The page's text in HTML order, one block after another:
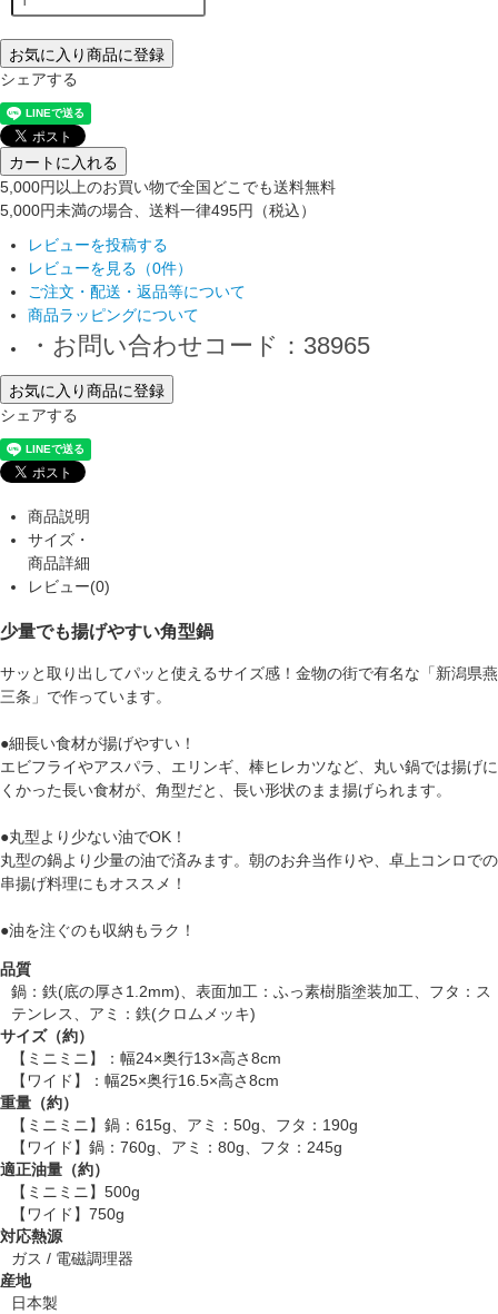
お気に入り商品に登録
シェアする
カートに入れる
5,000円以上のお買い物で全国どこでも送料無料
5,000円未満の場合、送料一律495円（税込）
レビューを投稿する
レビューを見る（0件）
ご注文・配送・返品等について
商品ラッピングについて
・お問い合わせコード：38965
お気に入り商品に登録
シェアする
商品説明
サイズ・
商品詳細
レビュー(0)
少量でも揚げやすい角型鍋
サッと取り出してパッと使えるサイズ感！金物の街で有名な「新潟県燕
三条」で作っています。
●細長い食材が揚げやすい！
エビフライやアスパラ、エリンギ、棒ヒレカツなど、丸い鍋では揚げに
くかった長い食材が、角型だと、長い形状のまま揚げられます。
●丸型より少ない油でOK！
丸型の鍋より少量の油で済みます。朝のお弁当作りや、卓上コンロでの
串揚げ料理にもオススメ！
●油を注ぐのも収納もラク！
品質
鍋：鉄(底の厚さ1.2mm)、表面加工：ふっ素樹脂塗装加工、フタ：ス
テンレス、アミ：鉄(クロムメッキ)
サイズ（約）
【ミニミニ】：幅24×奥行13×高さ8cm
【ワイド】：幅25×奥行16.5×高さ8cm
重量（約）
【ミニミニ】鍋：615g、アミ：50g、フタ：190g
【ワイド】鍋：760g、アミ：80g、フタ：245g
適正油量（約）
【ミニミニ】500g
【ワイド】750g
対応熱源
ガス / 電磁調理器
産地
日本製